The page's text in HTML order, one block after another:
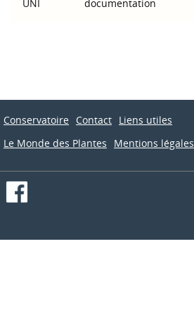
UNI
documentation
Conservatoire Contact Liens utiles
Le Monde des Plantes
Mentions légales